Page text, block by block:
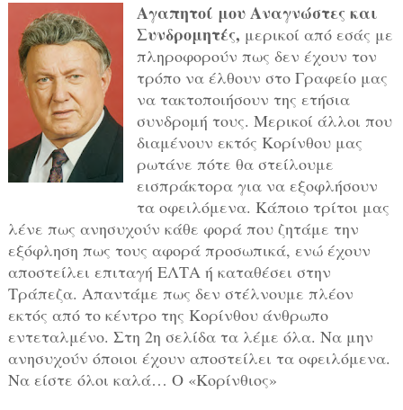
Αγαπητοί μου Αναγνώστες και
Συνδρομητές, μερικοί από εσάς με
πληροφορούν πως δεν έχουν τον
τρόπο να έλθουν στο Γραφείο μας
να τακτοποιήσουν της ετήσια
συνδρομή τους. Μερικοί άλλοι που
διαμένουν εκτός Κορίνθου μας
ρωτάνε πότε θα στείλουμε
εισπράκτορα για να εξοφλήσουν
τα οφειλόμενα. Κάποιο τρίτοι μας
λένε πως ανησυχούν κάθε φορά που ζητάμε την
εξόφληση πως τους αφορά προσωπικά, ενώ έχουν
αποστείλει επιταγή ΕΛΤΑ ή καταθέσει στην
Τράπεζα. Απαντάμε πως δεν στέλνουμε πλέον
εκτός από το κέντρο της Κορίνθου άνθρωπο
εντεταλμένο. Στη 2η σελίδα τα λέμε όλα. Να μην
ανησυχούν όποιοι έχουν αποστείλει τα οφειλόμενα.
Να είστε όλοι καλά… Ο «Κορίνθιος»